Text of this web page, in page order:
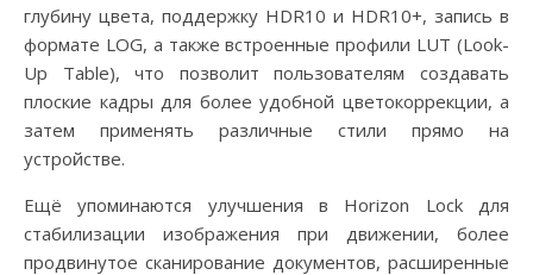
глубину цвета, поддержку HDR10 и HDR10+, запись в
формате LOG, а также встроенные профили LUT (Look-
Up Table), что позволит пользователям создавать
плоские кадры для более удобной цветокоррекции, а
затем применять различные стили прямо на
устройстве.
Ещё упоминаются улучшения в Horizon Lock для
стабилизации изображения при движении, более
продвинутое сканирование документов, расширенные